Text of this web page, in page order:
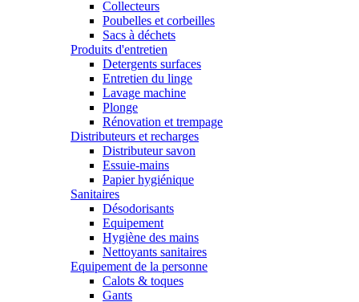
Collecteurs
Poubelles et corbeilles
Sacs à déchets
Produits d'entretien
Detergents surfaces
Entretien du linge
Lavage machine
Plonge
Rénovation et trempage
Distributeurs et recharges
Distributeur savon
Essuie-mains
Papier hygiénique
Sanitaires
Désodorisants
Equipement
Hygiène des mains
Nettoyants sanitaires
Equipement de la personne
Calots & toques
Gants